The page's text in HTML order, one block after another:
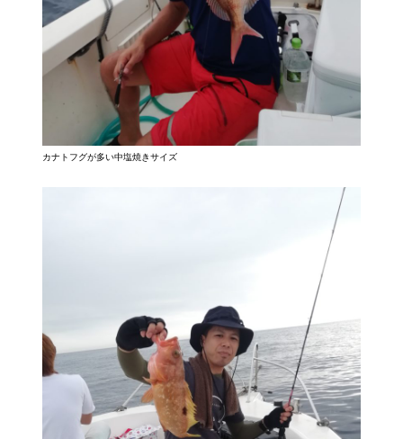
カナトフグが多い中塩焼きサイズ